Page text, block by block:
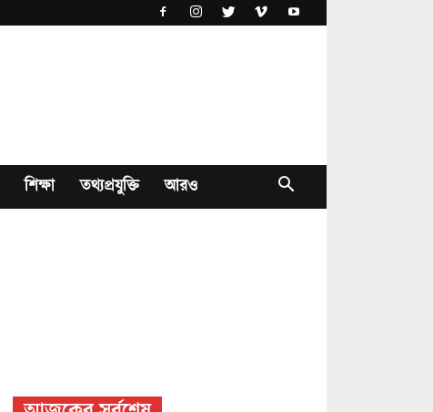
শিক্ষা তথ্যপ্রযুক্তি আরও